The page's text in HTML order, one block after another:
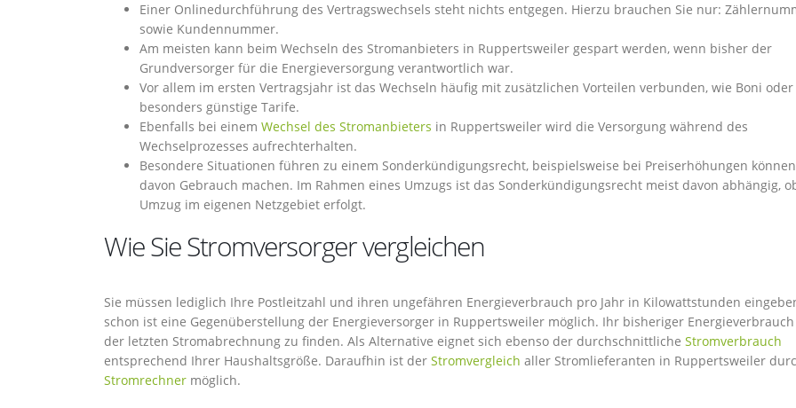
Einer Onlinedurchführung des Vertragswechsels steht nichts entgegen. Hierzu brauchen Sie nur:
sowie Kundennummer.
Am meisten kann beim Wechseln des Stromanbieters in Ruppertsweiler gespart werden, wenn bisher der
Grundversorger für die Energieversorgung verantwortlich war.
Vor allem im ersten Vertragsjahr ist das Wechseln häufig mit zusätzlichen Vorteilen verbunden, wie Boni oder
besonders günstige Tarife.
Ebenfalls bei einem Wechsel des Stromanbieters in Ruppertsweiler wird die Versorgung während des
Wechselprozesses aufrechterhalten.
Besondere Situationen führen zu einem Sonderkündigungsrecht, beispielsweise bei Preiserhöhungen
davon Gebrauch machen. Im Rahmen eines Umzugs ist das Sonderkündigungsrecht meist davon abhängig,
Umzug im eigenen Netzgebiet erfolgt.
Wie Sie Stromversorger vergleichen
Sie müssen lediglich Ihre Postleitzahl und ihren ungefähren Energieverbrauch pro Jahr in Kilowattstunden
schon ist eine Gegenüberstellung der Energieversorger in Ruppertsweiler möglich. Ihr bisheriger
der letzten Stromabrechnung zu finden. Als Alternative eignet sich ebenso der durchschnittliche Stromverbrauch
entsprechend Ihrer Haushaltsgröße. Daraufhin ist der Stromvergleich aller Stromlieferanten in Ruppertsweiler
Stromrechner möglich.